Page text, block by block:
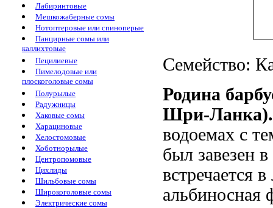
Лабиринтовые
Мешкожаберные сомы
Нотоптеровые или спиноперые
Панцирные сомы или
каллихтовые
Пецилиевые
Пимелодовые или
плоскоголовые сомы
Полурылые
Радужницы
Хаковые сомы
Харациновые
Хелостомовые
Хоботнорылые
Центропомовые
Цихлиды
Шильбовые сомы
Широкоголовые сомы
Электрические сомы
Семейство:
Родина
Шри-
водоемах с
был завезен
встречается
альбиносная